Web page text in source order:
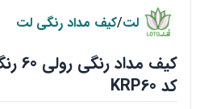
لت/کیف مداد رنگی لت
کد KRP60